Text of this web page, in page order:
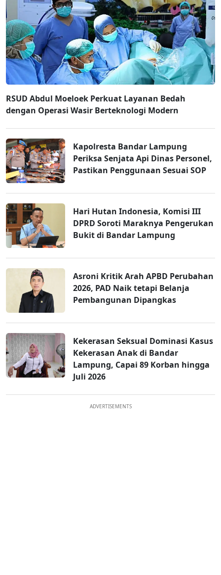
RSUD Abdul Moeloek Perkuat Layanan Bedah
dengan Operasi Wasir Berteknologi Modern
Kapolresta Bandar Lampung
Periksa Senjata Api Dinas Personel,
Pastikan Penggunaan Sesuai SOP
Hari Hutan Indonesia, Komisi III
DPRD Soroti Maraknya Pengerukan
Bukit di Bandar Lampung
Asroni Kritik Arah APBD Perubahan
2026, PAD Naik tetapi Belanja
Pembangunan Dipangkas
Kekerasan Seksual Dominasi Kasus
Kekerasan Anak di Bandar
Lampung, Capai 89 Korban hingga
Juli 2026
ADVERTISEMENTS